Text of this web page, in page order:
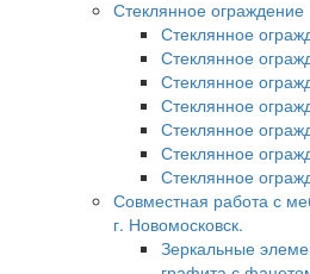
Стеклянное ограждение
Стеклянное
Стеклянное
Стеклянное
Стеклянное
Стеклянное
Стеклянное
Стеклянное
Совместная работа с
г. Новомосковск.
Зеркальные